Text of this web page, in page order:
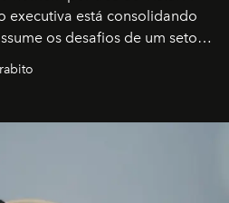
executiva está consolidando
os desafios de um setor